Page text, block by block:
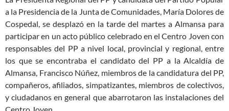
a la Presidencia de la Junta de Comunidades, María Dolores de
Cospedal, se desplazó en la tarde del martes a Almansa para
participar en un acto público celebrado en el Centro Joven con
responsables del PP a nivel local, provincial y regional, entre
los que se encontraba el candidato del PP a la Alcaldía de
Almansa, Francisco Núñez, miembros de la candidatura del PP,
compañeros, afiliados, simpatizantes, miembros de colectivos,
y ciudadanos en general que abarrotaron las instalaciones del